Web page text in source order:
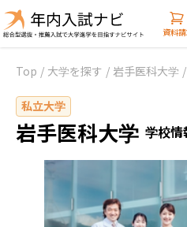
資料
Top / 大学を探す / 岩手医科大学 /
私立大学
岩手医科大学 学校情